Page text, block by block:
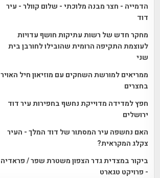
הדמייה - חצר מבנה מלוכתי - שלום קוולר - עיר
דוד
מחקר חדש של רשות עתיקות חושף עדויות
לעוצמת התקיפה הרומית שהובילו לחורבן בית
שני
ממריאים למורשת השחקים עם מוזיאון חיל האויר
בחצרים
חפץ למדידה מדוייקת נחשף בחפירות עיר דוד
ירושלים
האם נחשפה עיר המסתור של דוד המלך - העיר
צקלג המקראית?
ביקור במצדית גדר הצפון משטרת שפר / פראדיה
- פרויקט טגארט